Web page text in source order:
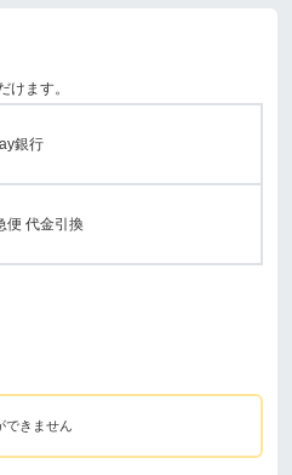
けます。
銀行
便 代金引換
できません